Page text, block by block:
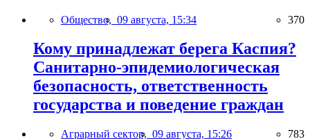
Общество, 09 августа, 15:34 370
Кому принадлежат берега Каспия?
Санитарно-эпидемиологическая
безопасность, ответственность
государства и поведение граждан
Аграрный сектор, 09 августа, 15:26 783